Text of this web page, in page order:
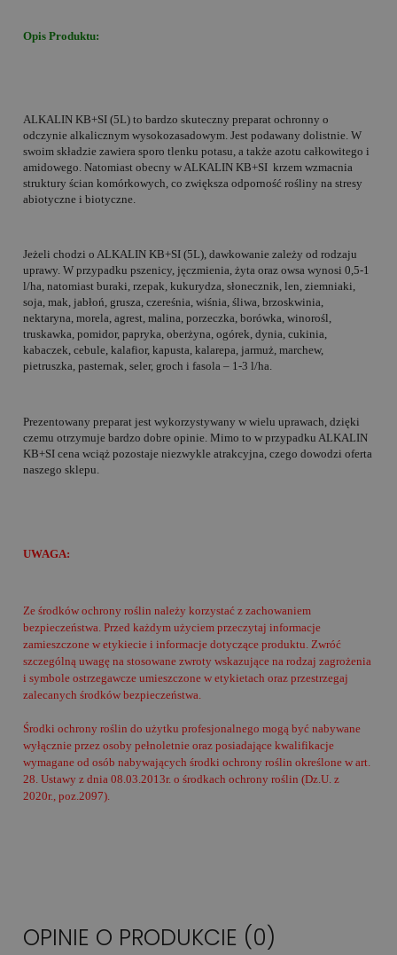
Opis Produktu:
ALKALIN KB+SI (5L) to bardzo skuteczny preparat ochronny o
odczynie alkalicznym wysokozasadowym. Jest podawany dolistnie. W
swoim składzie zawiera sporo tlenku potasu, a także azotu całkowitego i
amidowego. Natomiast obecny w ALKALIN KB+SI krzem wzmacnia
struktury ścian komórkowych, co zwiększa odporność rośliny na stresy
abiotyczne i biotyczne.
Jeżeli chodzi o ALKALIN KB+SI (5L), dawkowanie zależy od rodzaju
uprawy. W przypadku pszenicy, jęczmienia, żyta oraz owsa wynosi 0,5-1
l/ha, natomiast buraki, rzepak, kukurydza, słonecznik, len, ziemniaki,
soja, mak, jabłoń, grusza, czereśnia, wiśnia, śliwa, brzoskwinia,
nektaryna, morela, agrest, malina, porzeczka, borówka, winorośl,
truskawka, pomidor, papryka, oberżyna, ogórek, dynia, cukinia,
kabaczek, cebule, kalafior, kapusta, kalarepa, jarmuż, marchew,
pietruszka, pasternak, seler, groch i fasola – 1-3 l/ha.
Prezentowany preparat jest wykorzystywany w wielu uprawach, dzięki
czemu otrzymuje bardzo dobre opinie. Mimo to w przypadku ALKALIN
KB+SI cena wciąż pozostaje niezwykle atrakcyjna, czego dowodzi oferta
naszego sklepu.
UWAGA:
Ze środków ochrony roślin należy korzystać z zachowaniem
bezpieczeństwa. Przed każdym użyciem przeczytaj informacje
zamieszczone w etykiecie i informacje dotyczące produktu. Zwróć
szczególną uwagę na stosowane zwroty wskazujące na rodzaj zagrożenia
i symbole ostrzegawcze umieszczone w etykietach oraz przestrzegaj
zalecanych środków bezpieczeństwa.
Środki ochrony roślin do użytku profesjonalnego mogą być nabywane
wyłącznie przez osoby pełnoletnie oraz posiadające kwalifikacje
wymagane od osób nabywających środki ochrony roślin określone w art.
28. Ustawy z dnia 08.03.2013r. o środkach ochrony roślin (Dz.U. z
2020r., poz.2097).
OPINIE O PRODUKCIE (0)